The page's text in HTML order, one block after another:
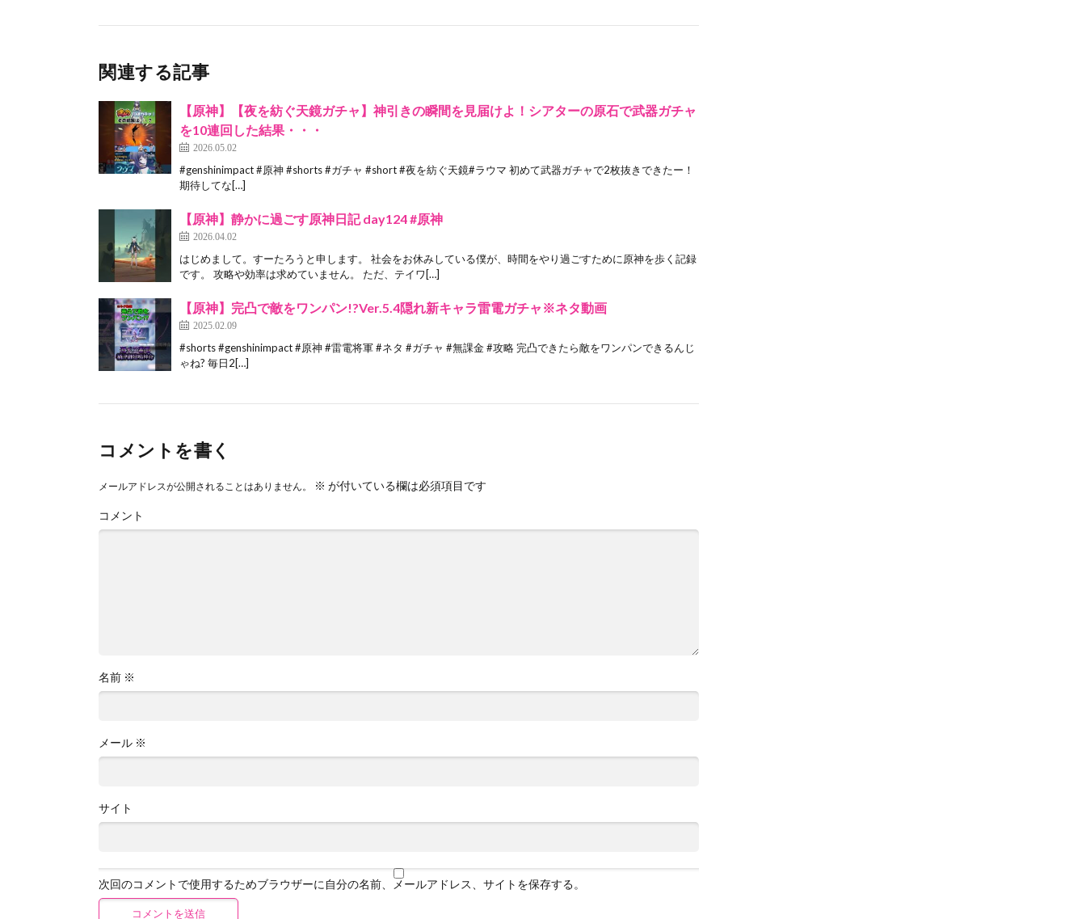
関連する記事
【原神】【夜を紡ぐ天鏡ガチャ】神引きの瞬間を見届けよ！シアターの原石で武器ガチャ
を10連回した結果・・・
2026.05.02
#genshinimpact #原神 #shorts #ガチャ #short #夜を紡ぐ天鏡#ラウマ 初めて武器ガチャで2枚抜きできたー！
期待してな[…]
【原神】静かに過ごす原神日記 day124 #原神
2026.04.02
はじめまして。すーたろうと申します。 社会をお休みしている僕が、時間をやり過ごすために原神を歩く記録
です。 攻略や効率は求めていません。 ただ、テイワ[…]
【原神】完凸で敵をワンパン!?Ver.5.4隠れ新キャラ雷電ガチャ※ネタ動画
2025.02.09
#shorts #genshinimpact #原神 #雷電将軍 #ネタ #ガチャ #無課金 #攻略 完凸できたら敵をワンパンできるんじ
ゃね? 毎日2[…]
コメントを書く
メールアドレスが公開されることはありません。 ※ が付いている欄は必須項目です
コメント
名前 ※
メール ※
サイト
次回のコメントで使用するためブラウザーに自分の名前、メールアドレス、サイトを保存する。